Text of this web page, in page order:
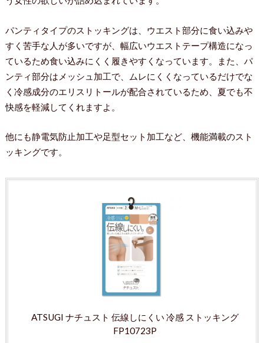
パンティタイプのストッキングは、ウエスト部分に食い込みや
すく苦手な人が多いですが、幅広いウエストテープ構造になっ
ているため食い込みにくく履きやすくなっています。また、パ
ンティ部分はメッシュ加工で、ムレにくくなっているだけでな
く冷感成分のエリスリトールが配合されているため、夏でも不
快感を軽減してくれますよ。
他にも静電気防止加工や足型セット加工など、機能満載のスト
ッキングです。
ATSUGI ナチュスト 伝線しにくい 冷感 ストッキング
FP10723P